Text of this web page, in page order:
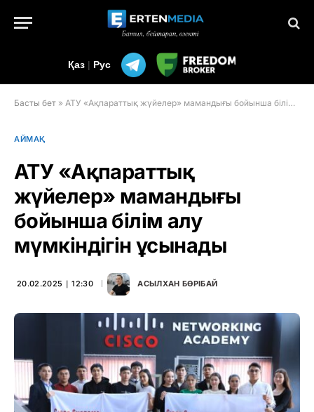
Қаз | Рус
Басты бет » АТУ «Ақпараттық жүйелер» мамандығы бойынша білім алу мүмкіндігін ұсынады
АЙМАҚ
АТУ «Ақпараттық
жүйелер» мамандығы
бойынша білім алу
мүмкіндігін ұсынады
20.02.2025 ∣ 12:30 АСЫЛХАН БӨРІБАЙ